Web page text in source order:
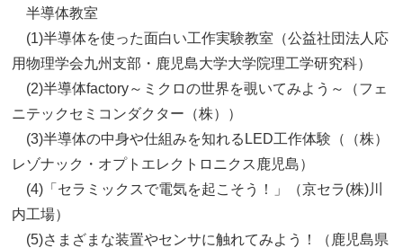
半導体教室
(1)半導体を使った面白い工作実験教室（公益社団法人応
用物理学会九州支部・鹿児島大学大学院理工学研究科）
(2)半導体factory～ミクロの世界を覗いてみよう～（フェ
ニテックセミコンダクター（株））
(3)半導体の中身や仕組みを知れるLED工作体験（（株）
レゾナック・オプトエレクトロニクス鹿児島）
(4)「セラミックスで電気を起こそう！」（京セラ(株)川
内工場）
(5)さまざまな装置やセンサに触れてみよう！（鹿児島県